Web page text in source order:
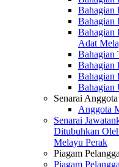
Bahagian
Bahagian
Bahagian
Adat
Bahagian
Bahagian
Bahagian
Bahagian
Senarai
Anggota
Senarai
Ditubuhkan
Melayu Perak
Piagam
Piagam